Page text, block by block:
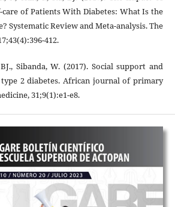
care of Patients With Diabetes: What Is the
Systematic Review and Meta-analysis. The
412.
Sibanda, W. (2017). Social support and
2 diabetes. African journal of primary
31;9(1):e1-e8.